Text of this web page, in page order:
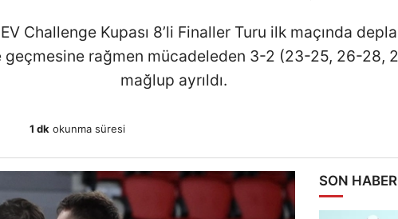
Challenge Kupası 8’li Finaller Turu ilk maçında
geçmesine rağmen mücadeleden 3-2 (23-25, 26-28,
mağlup ayrıldı.
1 dk okunma süresi
SON